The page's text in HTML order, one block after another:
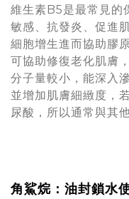
維生素B5是最常見的
敏感、抗發炎、促進
細胞增生進而協助膠
可協助修復老化肌膚
分子量較小，能深入
並增加肌膚細緻度，
尿酸，所以通常與其
角鯊烷：油封鎖水